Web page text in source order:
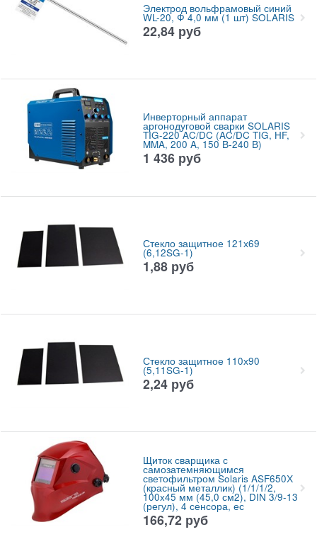
Электрод вольфрамовый синий
WL-20, Ф 4,0 мм (1 шт) SOLARIS
22,84 руб
Инверторный аппарат
аргонодуговой сварки SOLARIS
TIG-220 AC/DC (AC/DC TIG, HF,
MMA, 200 A, 150 В-240 В)
1 436 руб
Стекло защитное 121х69
(6,12SG-1)
1,88 руб
Стекло защитное 110х90
(5,11SG-1)
2,24 руб
Щиток сварщика с
самозатемняющимся
светофильтром Solaris ASF650Х
(красный металлик) (1/1/1/2,
100x45 мм (45,0 см2), DIN 3/9-13
(регул), 4 сенсора, ес
166,72 руб